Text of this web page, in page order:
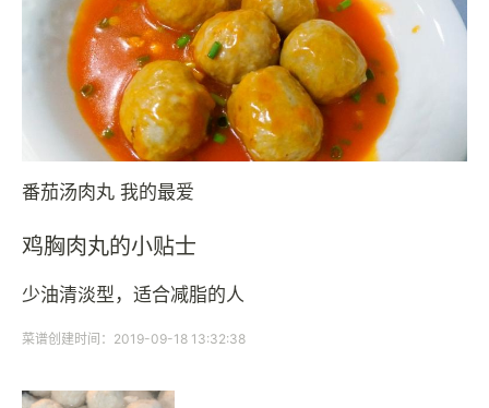
番茄汤肉丸 我的最爱
鸡胸肉丸的小贴士
少油清淡型，适合减脂的人
菜谱创建时间：2019-09-18 13:32:38